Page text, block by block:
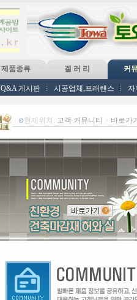
제품종류 겔 러 리 커
Q&A 게시판 시공업체,프래랜스
현재위치: 고객 커뮤니티 > 바로가